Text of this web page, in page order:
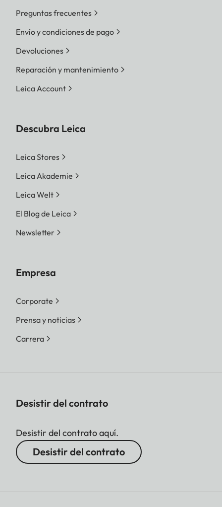
Preguntas frecuentes
Envío y condiciones de pago
Devoluciones
Reparación y mantenimiento
Leica Account
Descubra Leica
Leica Stores
Leica Akademie
Leica Welt
El Blog de Leica
Newsletter
Empresa
Corporate
Prensa y noticias
Carrera
Desistir del contrato
Desistir del contrato aquí.
Desistir del contrato